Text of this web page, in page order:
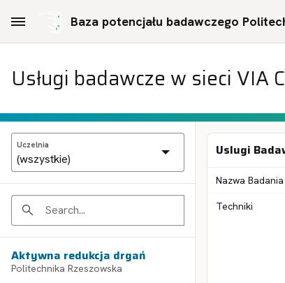
Baza potencjału badawczego
Usługi badawcze w sieci VIA
Uczelnia
Search
Aktywna redukcja drgań
Politechnika Rzeszowska
Uslugi
Nazwa Badania
Techniki